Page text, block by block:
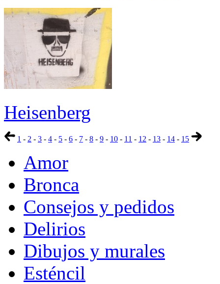
Heisenberg
1 - 2 - 3 - 4 - 5 - 6 - 7 - 8 - 9 - 10 - 11 - 12 - 13 - 14 - 15
Amor
Bronca
Consejos y pedidos
Delirios
Dibujos y murales
Esténcil